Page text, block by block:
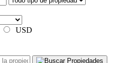
USD